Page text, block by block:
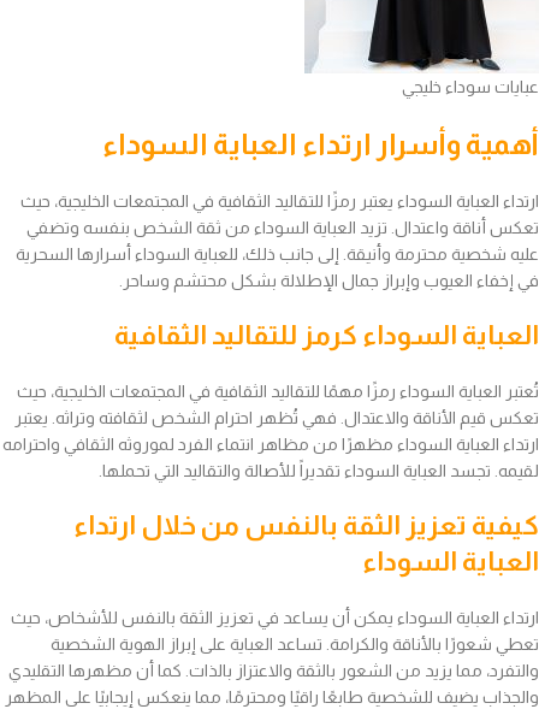
عبايات سوداء خليجي
أهمية وأسرار ارتداء العباية السوداء
ارتداء العباية السوداء يعتبر رمزًا للتقاليد الثقافية في المجتمعات الخليجية، حيث
تعكس أناقة واعتدال. تزيد العباية السوداء من ثقة الشخص بنفسه وتضفي
عليه شخصية محترمة وأنيقة. إلى جانب ذلك، للعباية السوداء أسرارها السحرية
في إخفاء العيوب وإبراز جمال الإطلالة بشكل محتشم وساحر.
العباية السوداء كرمز للتقاليد الثقافية
تُعتبر العباية السوداء رمزًا مهمًا للتقاليد الثقافية في المجتمعات الخليجية، حيث
تعكس قيم الأناقة والاعتدال. فهي تُظهر احترام الشخص لثقافته وتراثه. يعتبر
ارتداء العباية السوداء مظهرًا من مظاهر انتماء الفرد لموروثه الثقافي واحترامه
لقيمه. تجسد العباية السوداء تقديراً للأصالة والتقاليد التي تحملها.
كيفية تعزيز الثقة بالنفس من خلال ارتداء
العباية السوداء
ارتداء العباية السوداء يمكن أن يساعد في تعزيز الثقة بالنفس للأشخاص، حيث
تعطي شعورًا بالأناقة والكرامة. تساعد العباية على إبراز الهوية الشخصية
والتفرد، مما يزيد من الشعور بالثقة والاعتزاز بالذات. كما أن مظهرها التقليدي
والجذاب يضيف للشخصية طابعًا راقيًا ومحترمًا، مما ينعكس إيجابيًا على المظهر